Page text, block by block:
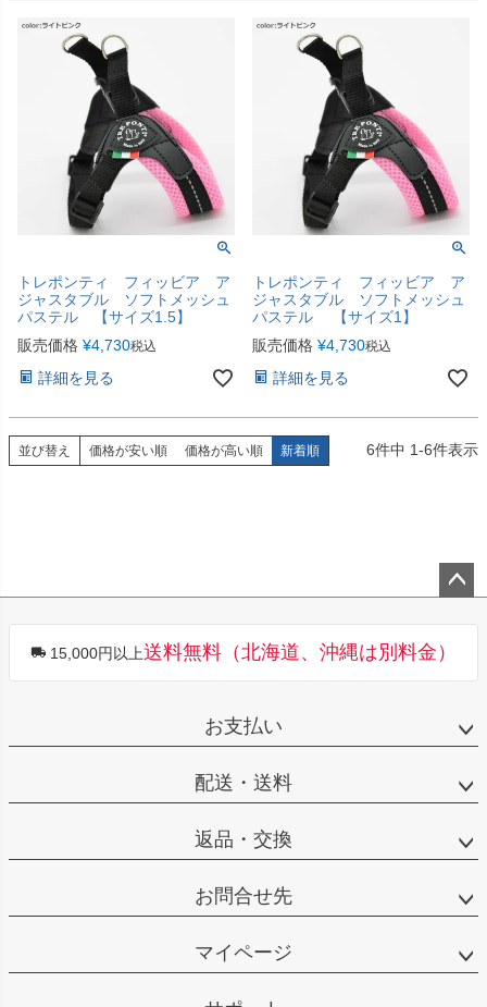
トレポンティ フィッビア ア
ジャスタブル ソフトメッシュ
パステル 【サイズ1.5】
販売価格 ¥4,730税込
詳細を見る
トレポンティ フィッビア ア
ジャスタブル ソフトメッシュ
パステル 【サイズ1】
販売価格 ¥4,730税込
詳細を見る
並び替え 価格が安い順 価格が高い順 新着順 6件中 1-6件表示
ップ
へ
15,000円以上送料無料（北海道、沖縄は別料金）
お支払い
配送・送料
返品・交換
お問合せ先
マイページ